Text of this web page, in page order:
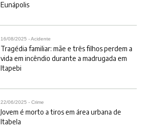
Eunápolis
16/08/2025 - Acidente
Tragédia familiar: mãe e três filhos perdem a
vida em incêndio durante a madrugada em
Itapebi
22/06/2025 - Crime
Jovem é morto a tiros em área urbana de
Itabela